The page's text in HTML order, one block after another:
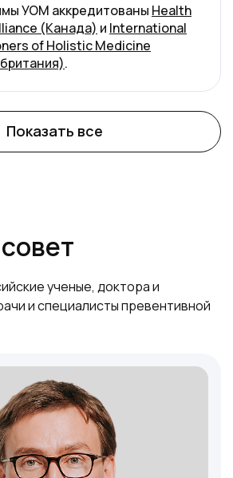
УОМ аккредитованы Health
(Канада) и International
of Holistic Medicine
.
Показать все
ученые, доктора и
и специалисты превентивной